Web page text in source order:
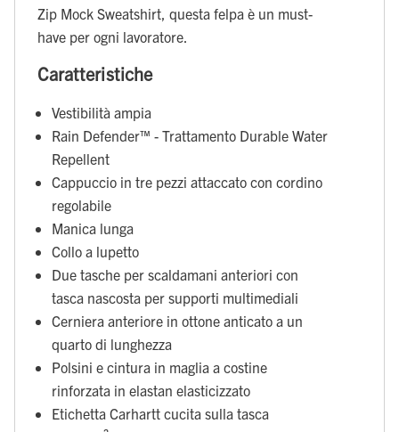
Zip Mock Sweatshirt, questa felpa è un must-
have per ogni lavoratore.
Caratteristiche
Vestibilità ampia
Rain Defender™ - Trattamento Durable Water
Repellent
Cappuccio in tre pezzi attaccato con cordino
regolabile
Manica lunga
Collo a lupetto
Due tasche per scaldamani anteriori con
tasca nascosta per supporti multimediali
Cerniera anteriore in ottone anticato a un
quarto di lunghezza
Polsini e cintura in maglia a costine
rinforzata in elastan elasticizzato
Etichetta Carhartt cucita sulla tasca